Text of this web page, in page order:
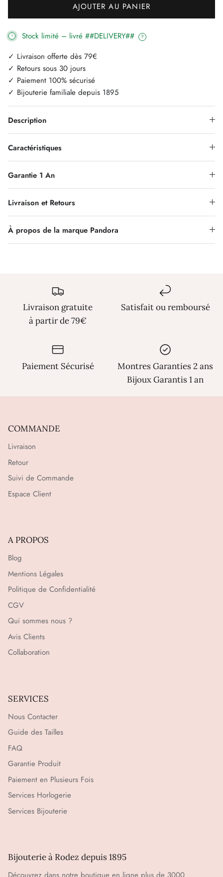
AJOUTER AU PANIER
Stock limité – livré ##DELIVERY## ?
✓ Livraison offerte dès 79€
✓ Retours sous 30 jours
✓ Paiement 100% sécurisé
✓ Bijouterie familiale depuis 1895
Description
Caractéristiques
Garantie 1 An
Livraison et Retours
À propos de la marque Pandora
Livraison gratuite
à partir de 79€
Satisfait ou remboursé
Paiement Sécurisé
Montres Garanties 2 ans
Bijoux Garantis 1 an
COMMANDE
Livraison
Retour
Suivi de Commande
Espace Client
A PROPOS
Blog
Mentions Légales
Politique de Confidentialité
CGV
Qui sommes nous ?
Avis Clients
Collaboration
SERVICES
Nous Contacter
Guide des Tailles
FAQ
Garantie Produit
Paiement en Plusieurs Fois
Services Horlogerie
Services Bijouterie
Bijouterie à Rodez depuis 1895